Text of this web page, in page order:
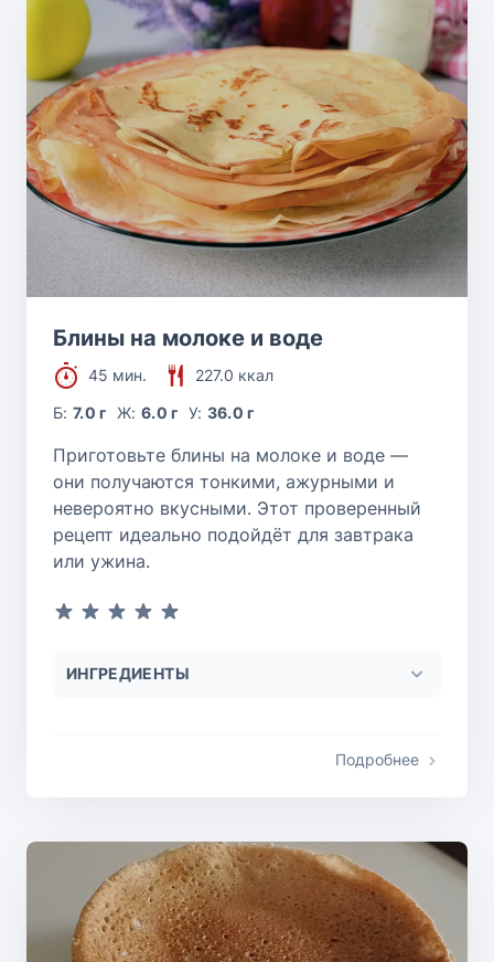
Блины на молоке и воде
45 мин.
227.0 ккал
Б:7.0 г Ж: 6.0 г У: 36.0 г
Приготовьте блины на молоке и воде —
они получаются тонкими, ажурными и
невероятно вкусными. Этот проверенный
рецепт идеально подойдёт для завтрака
или ужина.
ИНГРЕДИЕНТЫ
Подробнее